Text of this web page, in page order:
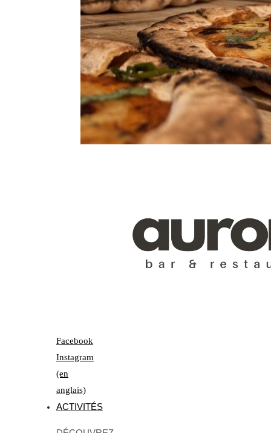
Facebook
Instagram
(en
anglais)
ACTIVITÉS